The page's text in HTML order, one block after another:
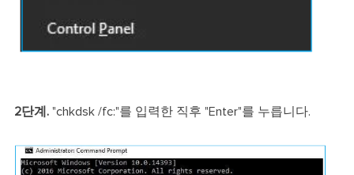
2단계."chkdsk /fc:"를 입력한 직후 "Enter"를 누릅니다.